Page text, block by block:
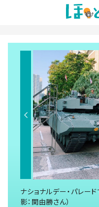
ナショナルデー・パレー
影：関由勝さん）